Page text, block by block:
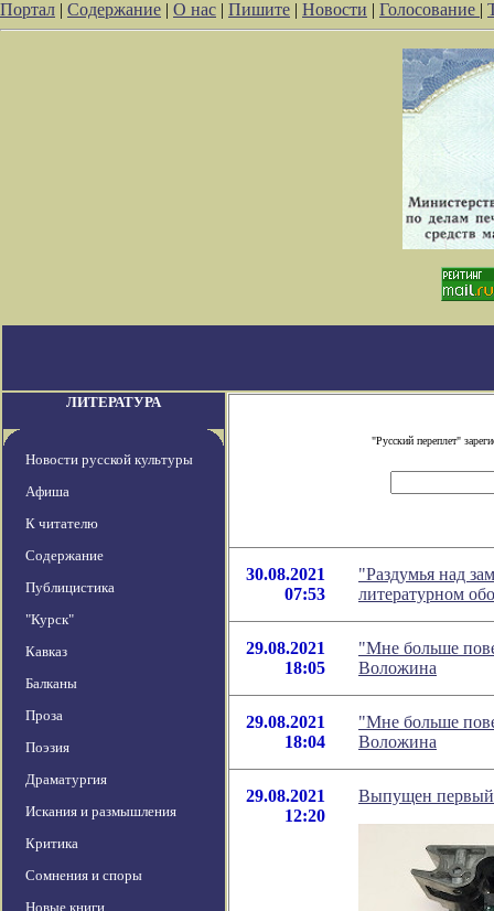
Портал | Содержание | О нас | Пишите | Новости | Голосование |
ЛИТЕРАТУРА
Новости русской культуры
Афиша
К читателю
Содержание
Публицистика
"Курск"
Кавказ
Балканы
Проза
Поэзия
Драматургия
Искания и размышления
Критика
Сомнения и споры
Новые книги
"Русский переплет"
30.08.2021
07:53
"Раздумья над
литературном
29.08.2021
18:05
"Мне больше
Воложина
29.08.2021
18:04
"Мне больше
Воложина
29.08.2021
12:20
Выпущен первый